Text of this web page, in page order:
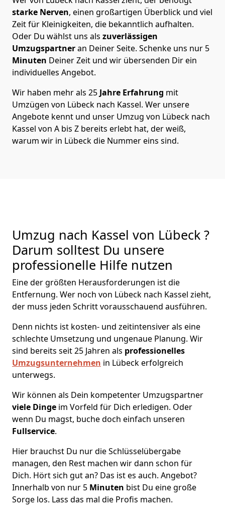
starke Nerven, einen großartigen Überblick und viel
Zeit für Kleinigkeiten, die bekanntlich aufhalten.
Oder Du wählst uns als zuverlässigen
Umzugspartneran Deiner Seite. Schenke uns nur 5
Minuten Deiner Zeit und wir übersenden Dir ein
individuelles Angebot.
Wir haben mehr als 25 Jahre Erfahrung mit
Umzügen von Lübeck nach Kassel. Wer unsere
Angebote kennt und unser Umzug von Lübeck nach
Kassel von A bis Z bereits erlebt hat, der weiß,
warum wir in Lübeck die Nummer eins sind.
Umzug nach Kassel von Lübeck ?
Darum solltest Du unsere
professionelle Hilfe nutzen
Eine der größten Herausforderungen ist die
Entfernung. Wer noch von Lübeck nach Kassel zieht,
der muss jeden Schritt vorausschauend ausführen.
Denn nichts ist kosten- und zeitintensiver als eine
schlechte Umsetzung und ungenaue Planung. Wir
sind bereits seit 25 Jahren als professionelles
Umzugsunternehmen in Lübeck erfolgreich
unterwegs.
Wir können als Dein kompetenter Umzugspartner
viele Dinge im Vorfeld für Dich erledigen. Oder
wenn Du magst, buche doch einfach unseren
Fullservice.
Hier brauchst Du nur die Schlüsselübergabe
managen, den Rest machen wir dann schon für
Dich. Hört sich gut an? Das ist es auch. Angebot?
Innerhalb von nur 5 Minuten bist Du eine große
Sorge los. Lass das mal die Profis machen.